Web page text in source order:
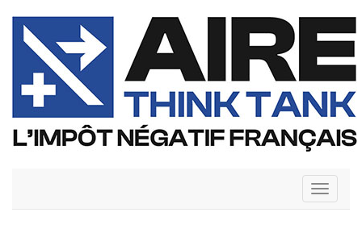
Toggle